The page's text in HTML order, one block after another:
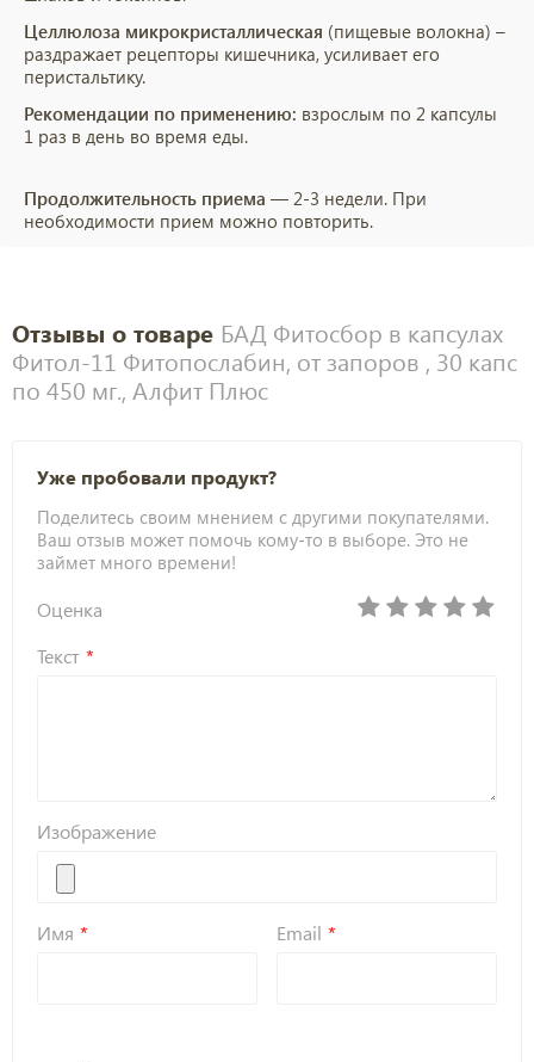
Целлюлоза микрокристаллическая (пищевые волокна) –
раздражает рецепторы кишечника, усиливает его
перистальтику.
Рекомендации по применению: взрослым по 2 капсулы
1 раз в день во время еды.
Продолжительность приема — 2-3 недели. При
необходимости прием можно повторить.
Отзывы о товаре БАД Фитосбор в капсулах
Фитол-11 Фитопослабин, от запоров , 30 капс
по 450 мг., Алфит Плюс
Уже пробовали продукт?
Поделитесь своим мнением с другими покупателями.
Ваш отзыв может помочь кому-то в выборе. Это не
займет много времени!
Оценка
Текст
Изображение
Имя Email